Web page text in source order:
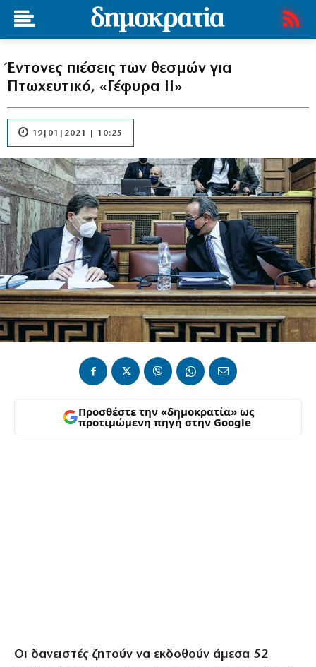
Έντονες πιέσεις των θεσμών για
Πτωχευτικό, «Γέφυρα ΙΙ»
19|01|2021 | 10:25
Προσθέστε την «δημοκρατία» ως
προτιμώμενη πηγή στην Google
Οι δανειστές ζητούν να εκδοθούν άμεσα 52